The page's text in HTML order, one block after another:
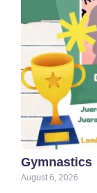
Gymnastics
August 6, 2026